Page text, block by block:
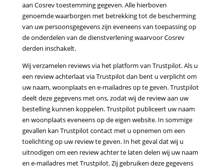
aan Cosrev toestemming gegeven. Alle hierboven
genoemde waarborgen met betrekking tot de bescherming
van uw persoonsgegevens zijn eveneens van toepassing op
de onderdelen van de dienstverlening waarvoor Cosrev
derden inschakelt.
Wij verzamelen reviews via het platform van Trustpilot. Als u
een review achterlaat viaTrustpilot dan bent u verplicht om
uw naam, woonplaats en e-mailadres op te geven. Trustpilot
deeltdeze gegevens met ons, zodat wij de review aan uw
bestelling kunnen koppelen. Trustpilot publiceert uw naam
en woonplaats eveneens op de eigen website. In sommige
gevallen kan Trustpilot contact met u opnemen om een
toelichting op uw review te geven. In het geval dat wij u
uitnodigen om een review achter te laten delen wij uw naam
en e-mailadres met Trustpilot. Zij gebruiken deze gegevens